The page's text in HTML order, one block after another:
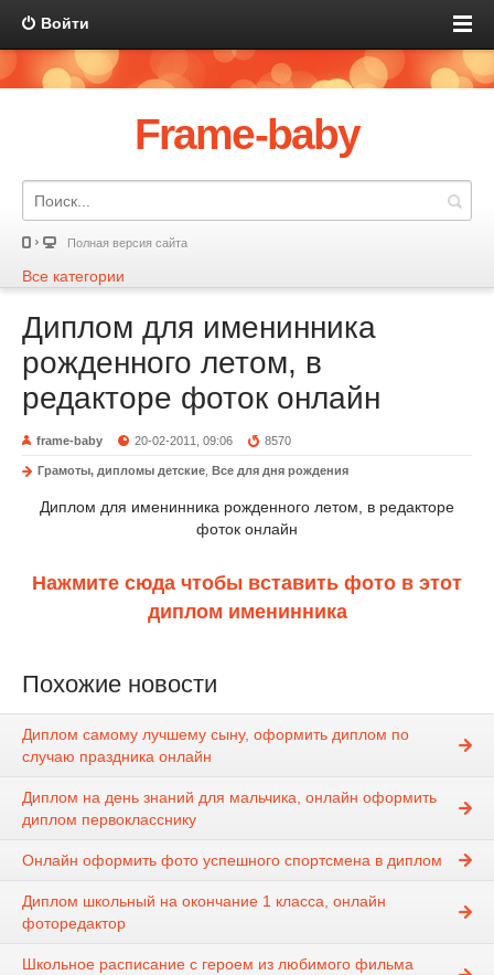
Войти
Frame-baby
Полная версия сайта
Все категории
Диплом для именинника
рожденного летом, в
редакторе фоток онлайн
frame-baby 20-02-2011, 09:06 8570
Грамоты, дипломы детские Все для дня рождения
Диплом для именинника рожденного летом, в редакторе
фоток онлайн
Нажмите сюда чтобы вставить фото в этот
диплом именинника
Похожие новости
Диплом самому лучшему сыну, оформить диплом по
случаю праздника онлайн
Диплом на день знаний для мальчика, онлайн оформить
диплом первокласснику
Онлайн оформить фото успешного спортсмена в диплом
Диплом школьный на окончание 1 класса, онлайн
фоторедактор
Школьное расписание с героем из любимого фильма